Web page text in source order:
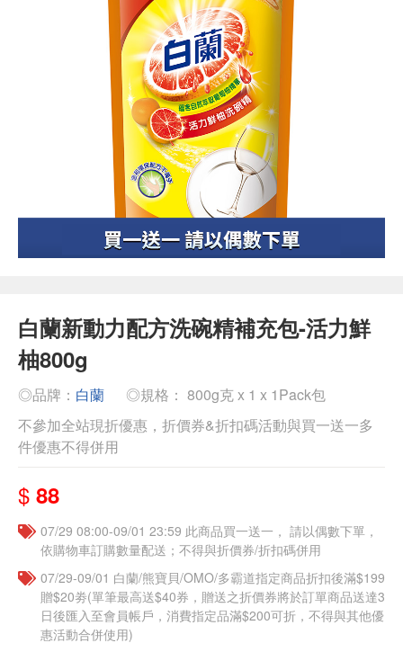
白蘭新動力配方洗碗精補充包-活力鮮
柚800g
◎品牌： 白蘭
◎規格： 800g克 x 1 x 1Pack包
不參加全站現折優惠，折價券&折扣碼活動與買一送一多
件優惠不得併用
$ 88
07/29 08:00-09/01 23:59 此商品買一送一， 請以偶數下單，
依購物車訂購數量配送；不得與折價券/折扣碼併用
07/29-09/01 白蘭/熊寶貝/OMO/多霸道指定商品折扣後滿$199
贈$20劵(單筆最高送$40券，贈送之折價券將於訂單商品送達3
日後匯入至會員帳戶，消費指定品滿$200可折，不得與其他優
惠活動合併使用)